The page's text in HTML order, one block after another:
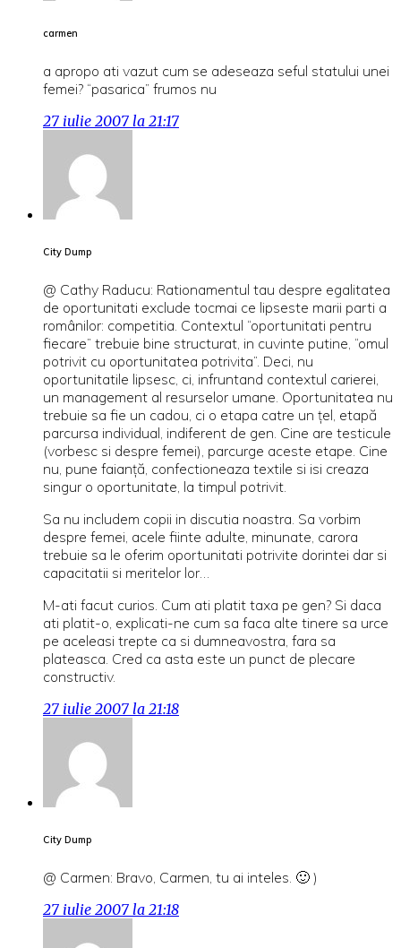
carmen
a apropo ati vazut cum se adeseaza seful statului unei
femei? “pasarica” frumos nu
27 iulie 2007 la 21:17
City Dump
@ Cathy Raducu: Rationamentul tau despre egalitatea
de oportunitati exclude tocmai ce lipseste marii parti a
românilor: competitia. Contextul “oportunitati pentru
fiecare” trebuie bine structurat, in cuvinte putine, “omul
potrivit cu oportunitatea potrivita”. Deci, nu
oportunitatile lipsesc, ci, infruntand contextul carierei,
un management al resurselor umane. Oportunitatea nu
trebuie sa fie un cadou, ci o etapa catre un ţel, etapă
parcursa individual, indiferent de gen. Cine are testicule
(vorbesc si despre femei), parcurge aceste etape. Cine
nu, pune faianţă, confectioneaza textile si isi creaza
singur o oportunitate, la timpul potrivit.
Sa nu includem copii in discutia noastra. Sa vorbim
despre femei, acele fiinte adulte, minunate, carora
trebuie sa le oferim oportunitati potrivite dorintei dar si
capacitatii si meritelor lor…
M-ati facut curios. Cum ati platit taxa pe gen? Si daca
ati platit-o, explicati-ne cum sa faca alte tinere sa urce
pe aceleasi trepte ca si dumneavostra, fara sa
plateasca. Cred ca asta este un punct de plecare
constructiv.
27 iulie 2007 la 21:18
City Dump
@ Carmen: Bravo, Carmen, tu ai inteles. 🙂 )
27 iulie 2007 la 21:18